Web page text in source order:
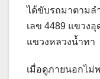
ได้ขับรถมาตามล
เลข 4489 แขวง
แขวงหลวงน้ำทา
เมื่อดูภายนอกไม่